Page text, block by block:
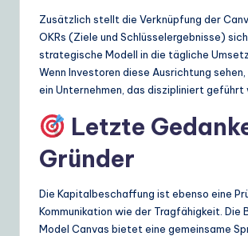
Zusätzlich stellt die Verknüpfung der
OKRs (Ziele und Schlüsselergebnisse)
strategische Modell in die tägliche
Wenn Investoren diese Ausrichtung sehen,
ein Unternehmen, das diszipliniert geführt
Letzte
Gründer
Die Kapitalbeschaffung ist ebenso eine
Kommunikation wie der Tragfähigkeit. Die
Model Canvas bietet eine gemeinsame